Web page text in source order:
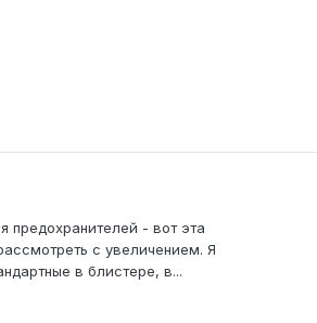
предохранителей - вот эта
с увеличением. Я
в блистере, в...